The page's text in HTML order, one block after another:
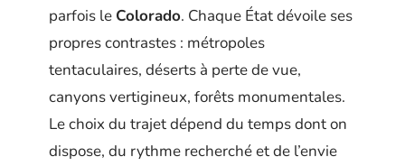
parfois le Colorado. Chaque État dévoile ses
propres contrastes : métropoles
tentaculaires, déserts à perte de vue,
canyons vertigineux, forêts monumentales.
Le choix du trajet dépend du temps dont on
dispose, du rythme recherché et de l’envie